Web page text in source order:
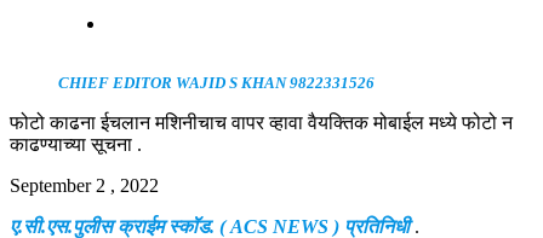
CHIEF EDITOR WAJID S KHAN 9822331526
फोटो काढना ईचलान मशिनीचाच वापर व्हावा वैयक्तिक मोबाईल मध्ये फोटो न
काढण्याच्या सूचना .
September 2 , 2022
ए.सी.एस.पुलीस क्राईम स्कॉड. ( ACS NEWS ) प्रतिनिधी.